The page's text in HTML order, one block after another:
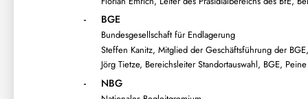
- BGE
Bundesgesellschaft für Endlagerung
Steffen Kanitz, Mitglied der Geschäftsführung der
Jörg Tietze, Bereichsleiter Standortauswahl, BGE, Peine
- NBG